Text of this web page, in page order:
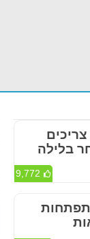
בלילה
9,772